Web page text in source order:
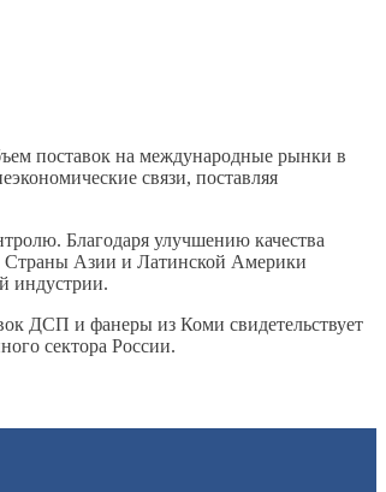
поставок на международные рынки в
связи, поставляя
Благодаря улучшению качества
Страны Азии и Латинской Америки
индустрии.
ДСП и фанеры из Коми свидетельствует
сектора России.